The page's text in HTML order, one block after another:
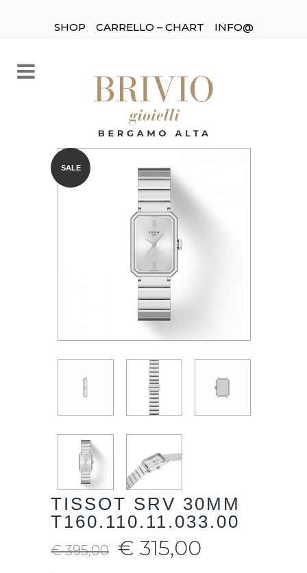
SHOP CARRELLO – CHART INFO@
SALE
TISSOT SRV 30MM
T160.110.11.033.00
€395,00 € 315,00